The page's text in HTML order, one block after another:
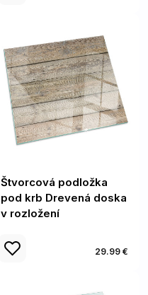
Štvorcová podložka
pod krb Drevená doska
v rozložení
29.99 €